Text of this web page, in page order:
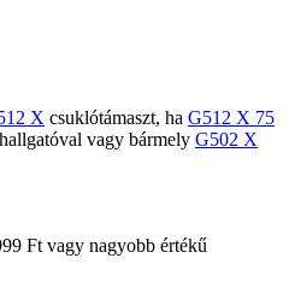
X csuklótámaszt, ha G512 X 75
vagy bármely G502 X
Ft vagy nagyobb értékű